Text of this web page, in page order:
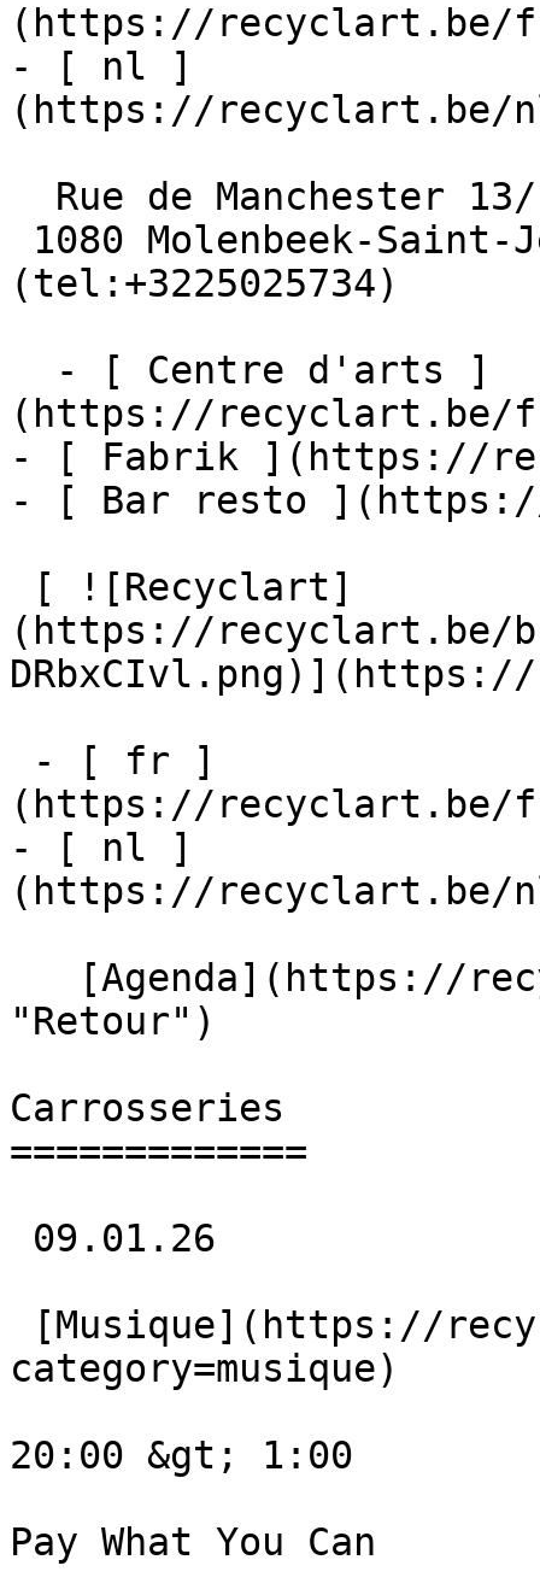
(https://recyclart.be/
- [ nl ]
(https://recyclart.be/
(tel:+3225025734)
(https://recyclart.be/
- [ Fabrik ](https://
- [ Bar resto
(https://recyclart.be/
(https://recyclart.be/
- [ nl ]
(https://recyclart.be/
"Retour")
Carrosseries
=============
category=musique)
20:00 &gt; 1:00
Pay What You Can